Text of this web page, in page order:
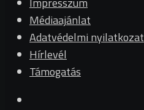
Médiaajánlat
Adatvédelmi nyilatkozat
Hírlevél
Támogatás